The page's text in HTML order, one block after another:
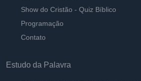
Show do Cristão - Quiz Bíblico
Programação
Contato
Estudo da Palavra